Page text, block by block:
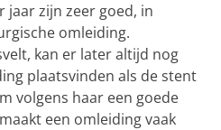
jaar zijn zeer goed, in
omleiding.
kan er later altijd nog
plaatsvinden als de stent
volgens haar een goede
een omleiding vaak